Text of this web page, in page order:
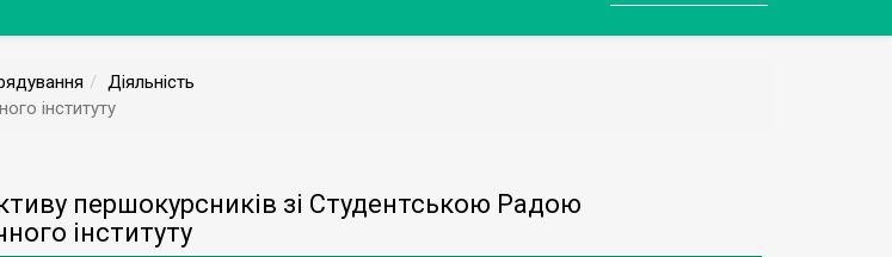
Діяльність
інституту
першокурсників зі Студентською Радою
інституту